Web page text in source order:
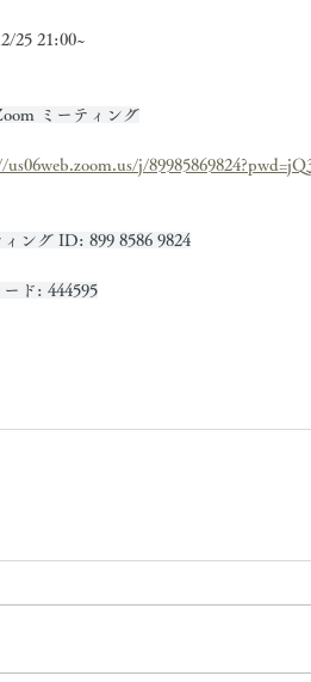
25 21:00~
ミーティング
us06web.zoom.us/j/
ィング ID: 899 8586 9824
ド: 444595